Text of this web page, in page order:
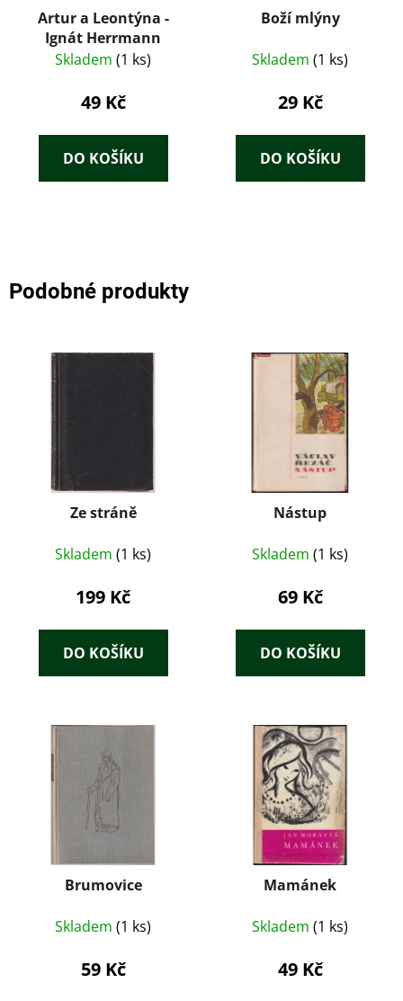
Artur a Leontýna -
Ignát Herrmann
Skladem (1 ks)
49 Kč
DO KOŠÍKU
Boží mlýny
Skladem (1 ks)
29 Kč
DO KOŠÍKU
Podobné produkty
Ze stráně
Skladem (1 ks)
199 Kč
DO KOŠÍKU
Nástup
Skladem (1 ks)
69 Kč
DO KOŠÍKU
Brumovice
Skladem (1 ks)
59 Kč
Mamánek
Skladem (1 ks)
49 Kč